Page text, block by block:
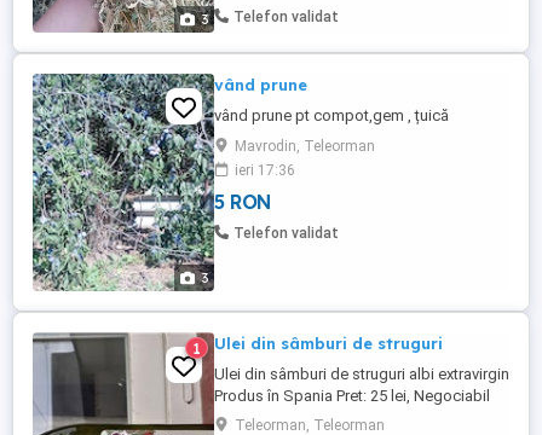
3 Telefon validat
3
vând prune
vând prune pt compot,gem , țuică
Mavrodin, Teleorman
ieri 17:36
5 RON
Telefon validat
1 Ulei din sâmburi de struguri
Ulei din sâmburi de struguri albi extravirgin
Produs în Spania Pret: 25 lei, Negociabil
Rog seriozitate
Teleorman, Teleorman